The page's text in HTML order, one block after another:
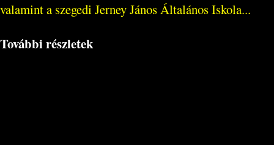
valamint a szegedi Jerney János Általános Iskola...
További részletek